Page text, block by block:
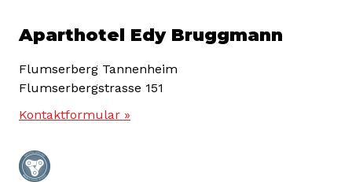
Aparthotel Edy Bruggmann
Flumserberg Tannenheim
Flumserbergstrasse 151
Kontaktformular »